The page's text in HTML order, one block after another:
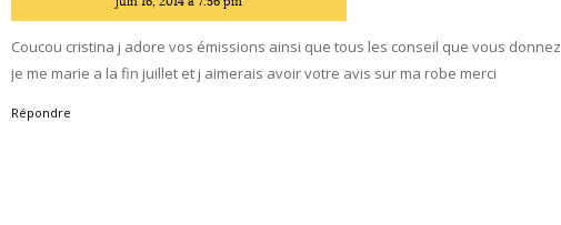
Coucou cristina j adore vos émissions ainsi que tous les conseil que vous donnez
je me marie a la fin juillet et j aimerais avoir votre avis sur ma robe merci
Répondre